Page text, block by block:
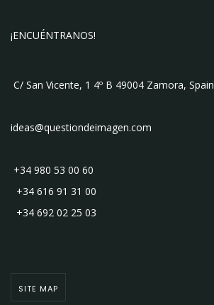
¡ENCUÉNTRANOS!
C/ San Vicente, 1 4º B 49004 Zamora, Spain
ideas@questiondeimagen.com
+34 980 53 00 60
+34 616 91 31 00
+34 692 02 25 03
SITE MAP